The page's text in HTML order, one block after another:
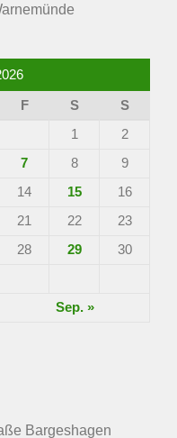
F S
S
1
2
7 8
9
14 15
16
21 22
23
28 29
30
Sep. »
Bargeshagen